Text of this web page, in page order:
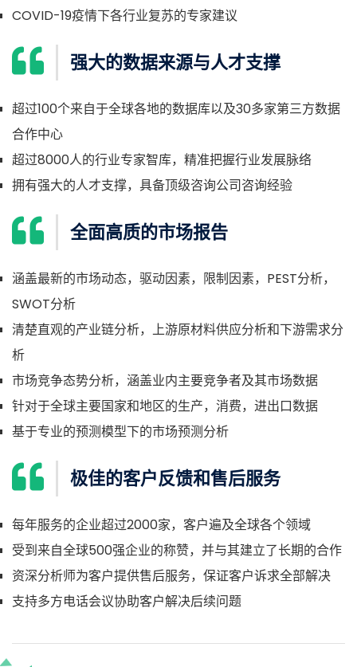
COVID-19疫情下各行业复苏的专家建议
强大的数据来源与人才支撑
超过100个来自于全球各地的数据库以及30多家第三方数据
合作中心
超过8000人的行业专家智库，精准把握行业发展脉络
拥有强大的人才支撑，具备顶级咨询公司咨询经验
全面高质的市场报告
涵盖最新的市场动态，驱动因素，限制因素，PEST分析，
SWOT分析
清楚直观的产业链分析，上游原材料供应分析和下游需求分
析
市场竞争态势分析，涵盖业内主要竞争者及其市场数据
针对于全球主要国家和地区的生产，消费，进出口数据
基于专业的预测模型下的市场预测分析
极佳的客户反馈和售后服务
每年服务的企业超过2000家，客户遍及全球各个领域
受到来自全球500强企业的称赞，并与其建立了长期的合作
资深分析师为客户提供售后服务，保证客户诉求全部解决
支持多方电话会议协助客户解决后续问题